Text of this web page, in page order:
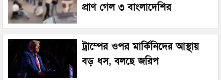
প্রাণ গেল ৩ বাংলাদেশির
ট্রাম্পের ওপর মার্কিনিদের আস্থায়
বড় ধস, বলছে জরিপ